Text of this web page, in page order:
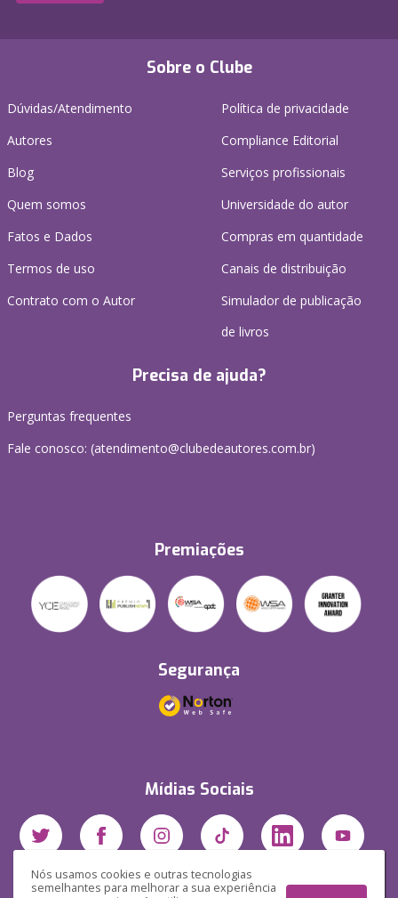
Nós usamos cookies e outras tecnologias
semelhantes para melhorar a sua experiência
Sobre o Clube
Dúvidas/Atendimento
Autores
Blog
Quem somos
Fatos e Dados
Termos de uso
Contrato com o Autor
Política de privacidade
Compliance Editorial
Serviços profissionais
Universidade do autor
Compras em quantidade
Canais de distribuição
Simulador de publicação
de livros
Precisa de ajuda?
Perguntas frequentes
Fale conosco: (atendimento@clubedeautores.com.br)
Premiações
Segurança
Mídias Sociais